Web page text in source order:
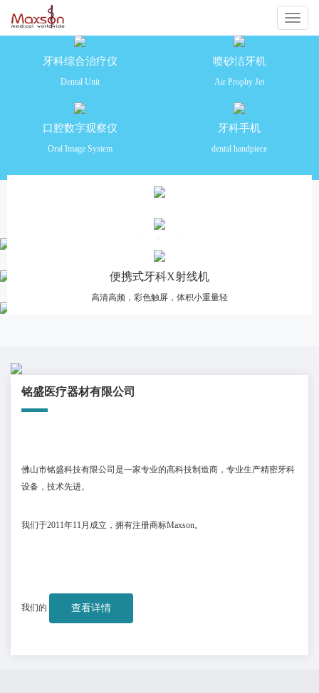
切
牙科综合治疗仪
Dental Unit
喷砂洁牙机
Air Prophy Jet
口腔数字观察仪
Oral Image System
牙科手机
dental handpiece
产品推荐
便携式牙科X射线机
高清高频，彩色触屏，体积小重量轻
铭盛医疗器材有限公司
佛山市铭盛科技有限公司是一家专业的高科技制造商，专业生产精密牙科
设备，技术先进。
我们于2011年11 月成立，拥有注册商标Maxson。
我们的 查看详情